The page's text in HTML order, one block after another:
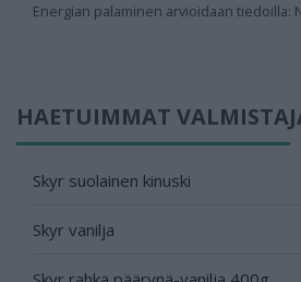
Energian palaminen arvioidaan tiedoilla:
HAETUIMMAT
Skyr suolainen kinuski
Skyr vanilja